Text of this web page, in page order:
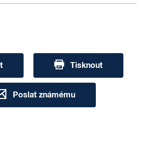
Tisknout
Poslat známému